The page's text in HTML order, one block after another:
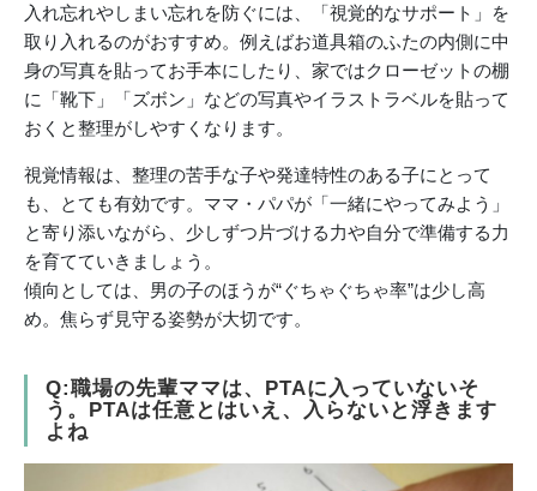
入れ忘れやしまい忘れを防ぐには、「視覚的なサポート」を
取り入れるのがおすすめ。例えばお道具箱のふたの内側に中
身の写真を貼ってお手本にしたり、家ではクローゼットの棚
に「靴下」「ズボン」などの写真やイラストラベルを貼って
おくと整理がしやすくなります。
視覚情報は、整理の苦手な子や発達特性のある子にとって
も、とても有効です。ママ・パパが「一緒にやってみよう」
と寄り添いながら、少しずつ片づける力や自分で準備する力
を育てていきましょう。
傾向としては、男の子のほうが“ぐちゃぐちゃ率”は少し高
め。焦らず見守る姿勢が大切です。
Q:職場の先輩ママは、PTAに入っていないそ
う。PTAは任意とはいえ、入らないと浮きます
よね